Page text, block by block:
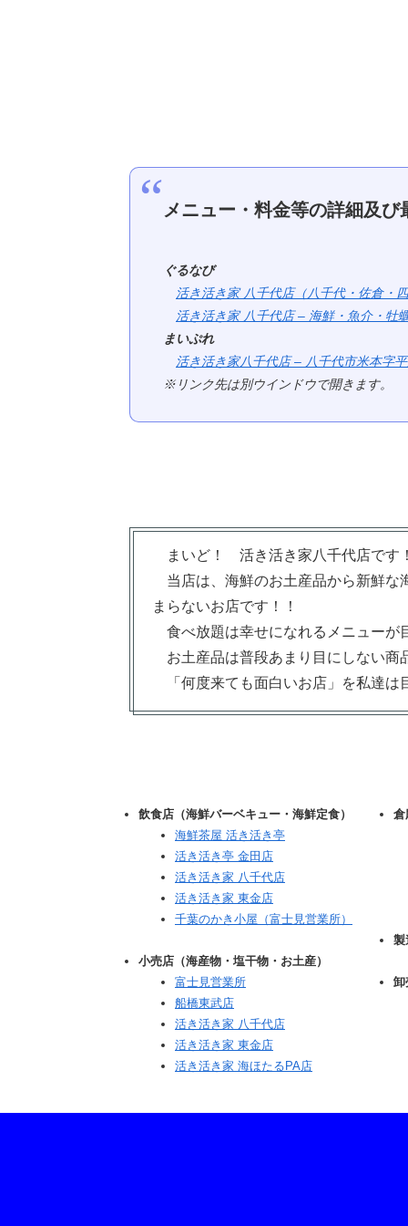
メニュー・料金等の詳細及
ぐるなび
活き活き家 八千代店（八千代・佐倉・
活き活き家 八千代店 – 海鮮・魚介・牡
まいぷれ
活き活き家八千代店 – 八千代市米本字
※リンク先は別ウインドウで開きます。
まいど！ 活き活き家八千代店です
当店は、海鮮のお土産品から新鮮な
まらないお店です！！
食べ放題は幸せになれるメニューが
お土産品は普段あまり目にしない商
「何度来ても面白いお店」を私達は
飲食店（海鮮バーベキュー・海鮮定食）
海鮮茶屋 活き活き亭
活き活き亭 金田店
活き活き家 八千代店
活き活き家 東金店
千葉のかき小屋（富士見営業所）
小売店（海産物・塩干物・お土産）
富士見営業所
船橋東武店
活き活き家 八千代店
活き活き家 東金店
活き活き家 海ほたるPA店
倉
製
卸